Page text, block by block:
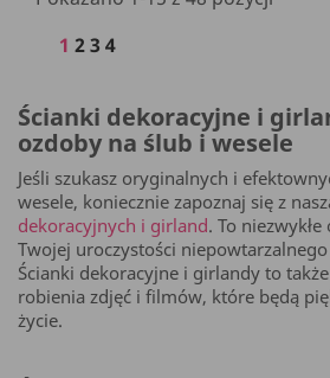
1 23 4
Ścianki dekoracyjne i
ozdoby na ślub i wesele
Jeśli szukasz oryginalnych i
wesele, koniecznie zapoznaj się z
dekoracyjnych i girland. To
Twojej uroczystości
Ścianki dekoracyjne i girlandy to także
robienia zdjęć i filmów, które będą
życie.